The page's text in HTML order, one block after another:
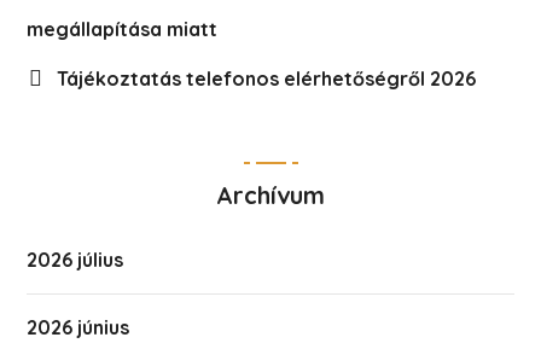
megállapítása miatt
Tájékoztatás telefonos elérhetőségről 2026
Archívum
2026 július
2026 június